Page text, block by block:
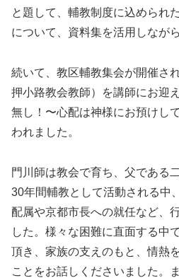
と題して、輔教制度に込められ
について、資料集を活用しなが
続いて、教区輔教集会が開催さ
押小路教会教師）を講師にお迎
無し！〜心配は神様にお預けし
われました。
門川師は教会で育ち、父である
30年間輔教として活動される中
配属や京都市長への就任など、
した。様々な困難に直面する中
頂き、家族の支えのもと、情熱
ことをお話しくださいました。